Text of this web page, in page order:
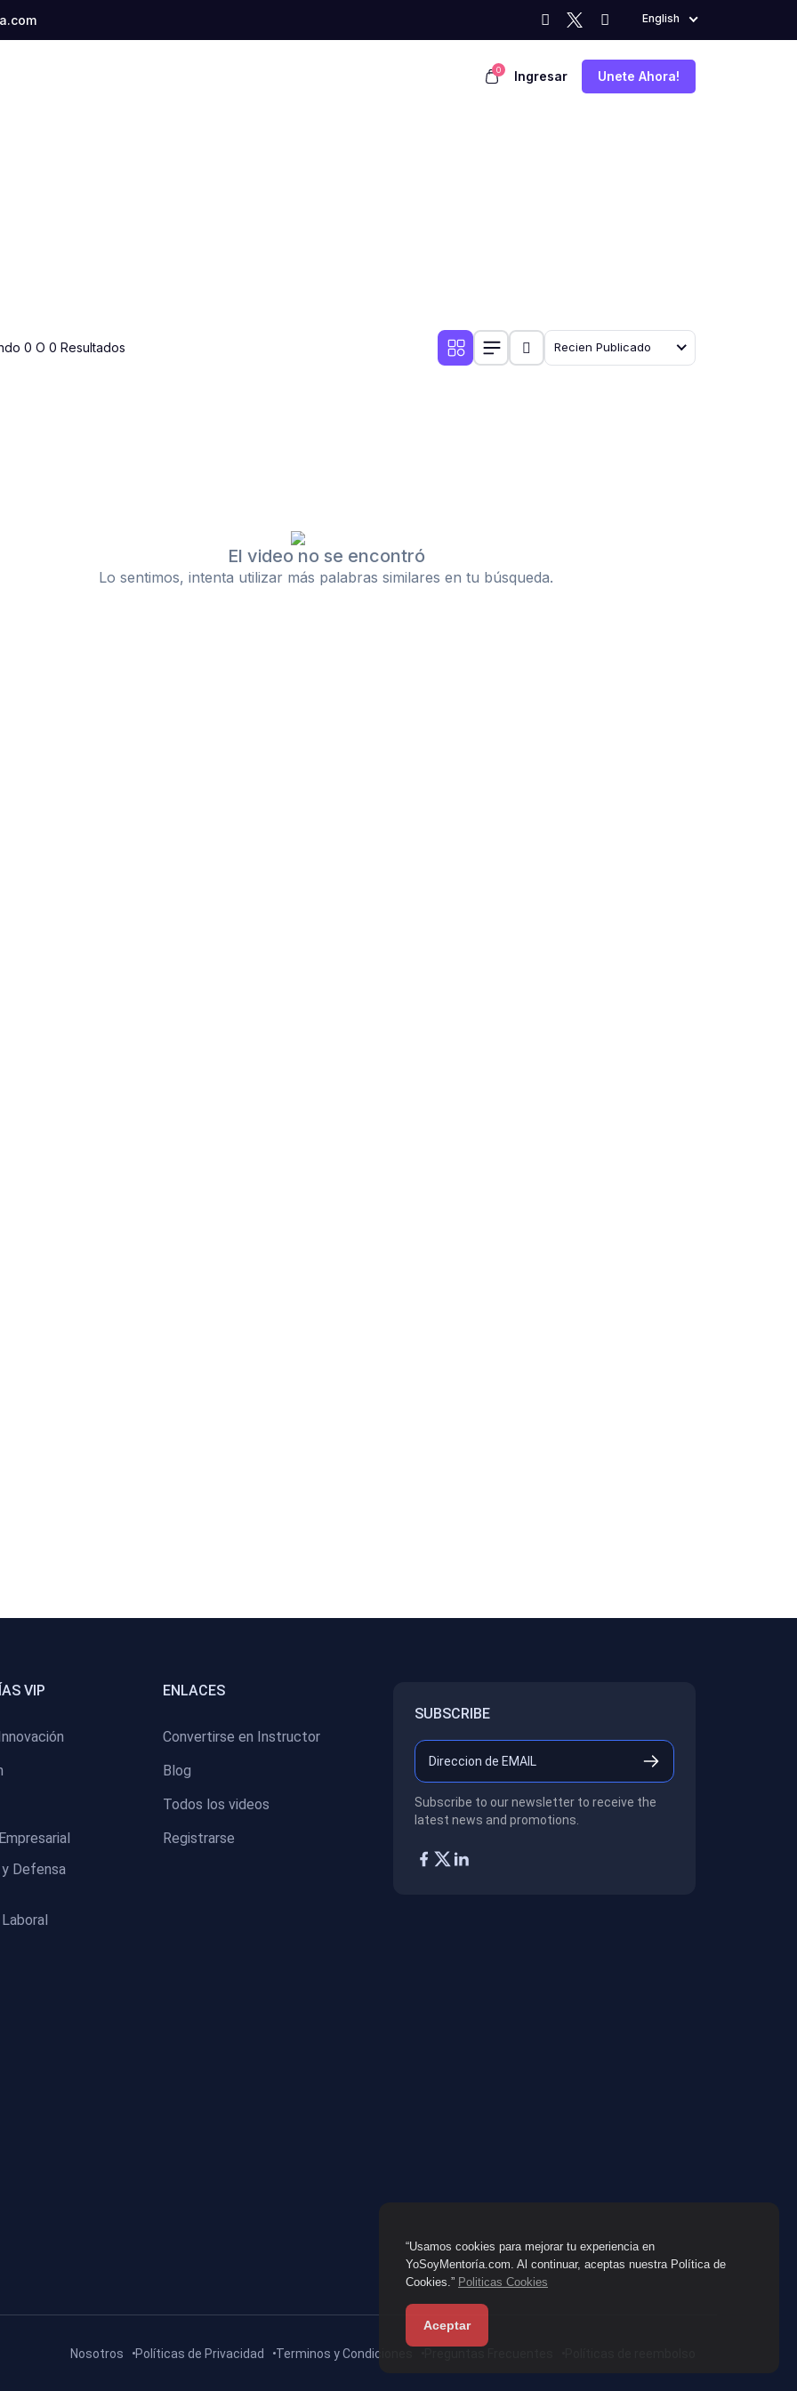
English
0 Ingresar Unete Ahora!
“Usamos cookies para mejorar tu experiencia en
YoSoyMentoría.com. Al continuar, aceptas nuestra Política de
Cookies.” Politicas Cookies
Aceptar
0 O 0 Resultados Recien Publicado
El video no se encontró
Lo sentimos, intenta utilizar más palabras similares en tu búsqueda.
VIP
Defensa
ENLACES
Convertirse en Instructor
Blog
Todos los videos
Registrarse
SUBSCRIBE
Subscribe to our newsletter to receive the
latest news and promotions.
Nosotros Políticas de Privacidad Terminos y Condiciones